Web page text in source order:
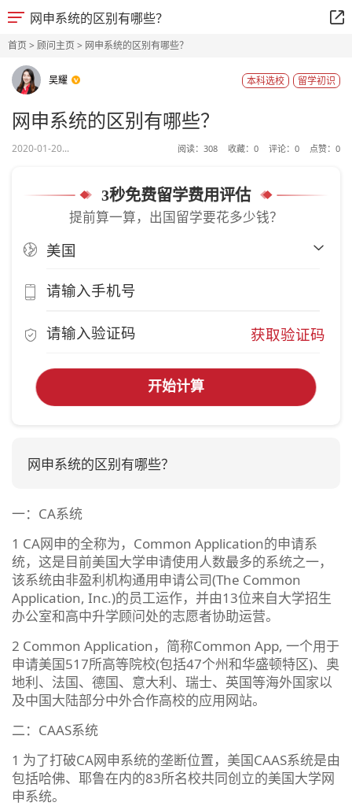
网申系统的区别有哪些？
首页> 顾问主页> 网申系统的区别有哪些？
吴耀 留学初识
本科选校
网申系统的区别有哪些？
2020-01-20... 阅读： 308 收藏： 0 评论： 0 点赞： 0
3秒免费留学费用评估
提前算一算，出国留学要花多少钱？
获取验证码
开始计算
网申系统的区别有哪些？
一：CA系统
1 CA网申的全称为，Common Application的申请系
统，这是目前美国大学申请使用人数最多的系统之一，
该系统由非盈利机构通用申请公司(The Common
Application, Inc.)的员工运作，并由13位来自大学招生
办公室和高中升学顾问处的志愿者协助运营。
2 Common Application，简称Common App, 一个用于
申请美国517所高等院校(包括47个州和华盛顿特区)、奥
地利、法国、德国、意大利、瑞士、英国等海外国家以
及中国大陆部分中外合作高校的应用网站。
二：CAAS系统
1 为了打破CA网申系统的垄断位置，美国CAAS系统是由
包括哈佛、耶鲁在内的83所名校共同创立的美国大学网
申系统。